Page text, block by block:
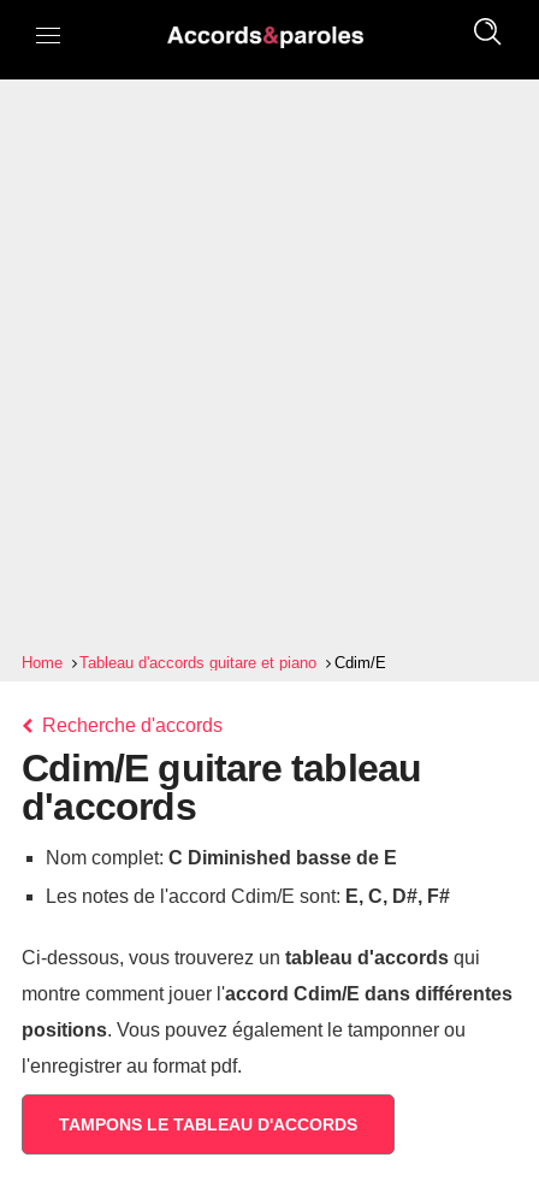
Home Tableau d'accords guitare et piano Cdim/E
Recherche d'accords
Cdim/E guitare tableau
d'accords
Nom complet: C Diminished basse de E
Les notes de l'accord Cdim/E sont: E, C, D#, F#
Ci-dessous, vous trouverez un tableau d'accordsqui
montre comment jouer l'accord Cdim/E dans différentes
positions. Vous pouvez également le tamponner ou
l'enregistrer au format pdf.
TAMPONS LE TABLEAU D'ACCORDS